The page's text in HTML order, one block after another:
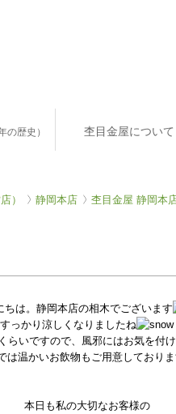
の歴史） 杢目金屋について
） 静岡本店 杢目金屋 静岡本
ちは。静岡本店の相木でございます
すっかり涼しくなりましたね
らいですので、風邪にはお気を付け
は温かいお飲物もご用意しており
本日も私の大切なお客様の